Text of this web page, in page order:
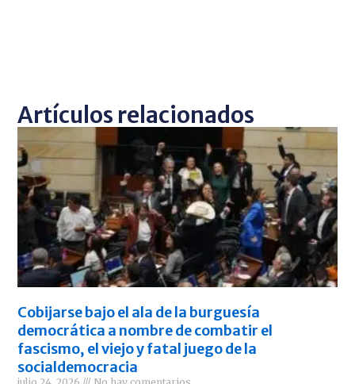
Artículos relacionados
Cobijarse bajo el ala de la burguesía
democrática a nombre de combatir el
fascismo, el viejo y fatal juego de la
socialdemocracia